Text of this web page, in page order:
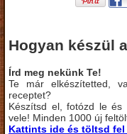
Hogyan készül
Írd meg nekünk Te!
Te már elkészítetted,
receptet?
Készítsd el, fotózd le és
vele! Minden 1000 új
Kattints ide és töltsd